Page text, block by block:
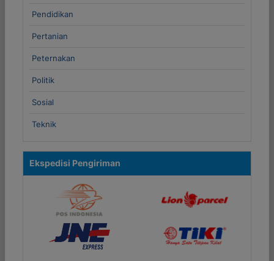
Pendidikan
Pertanian
Peternakan
Politik
Sosial
Teknik
Ekspedisi Pengiriman